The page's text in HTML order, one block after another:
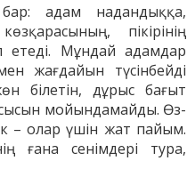
бар: адам надандыққа,
пікірінің
Мұндай адамдар
жағдайын түсінбейді
білетін, дұрыс бағыт
мойындамайды. Өз-
– олар үшін жат пайым.
ғана сенімдері тура,